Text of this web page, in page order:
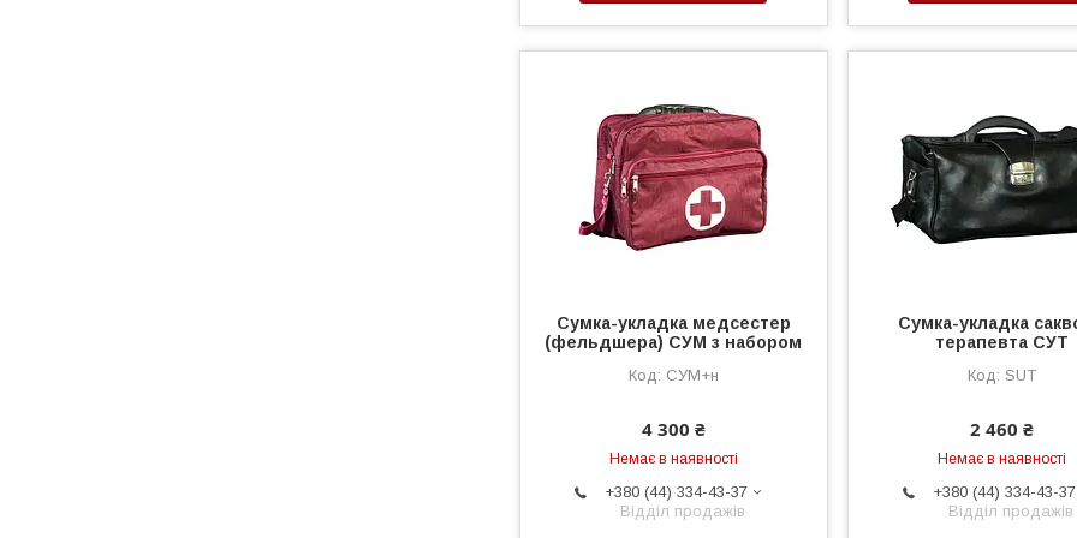
Сумка-укладка медсестер
(фельдшера) СУМ з набором
СУМ+н
4 300 ₴
Немає в наявності
+380 (44) 334-43-37
Відділ продажів
Сумка-укладка
терапевта СУТ
SUT
2 460 ₴
Немає в наявності
+380 (44) 334-43-37
Відділ продажів